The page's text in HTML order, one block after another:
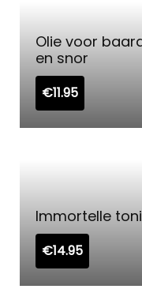
Olie voor
en snor
€11.95
Immortelle
€14.95